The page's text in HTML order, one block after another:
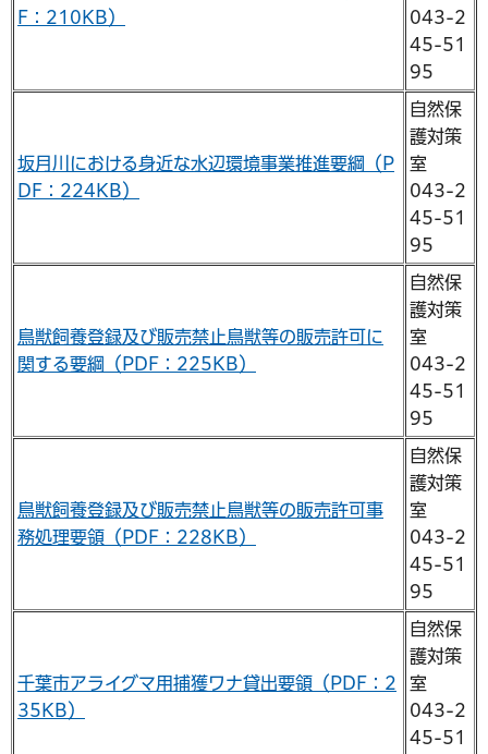
F：210KB）
043-2
45-51
95
坂月川における身近な水辺環境事業推進要綱（P
DF：224KB）
自然保
護対策
室
043-2
45-51
95
鳥獣飼養登録及び販売禁止鳥獣等の販売許可に
関する要綱（PDF：225KB）
自然保
護対策
室
043-2
45-51
95
鳥獣飼養登録及び販売禁止鳥獣等の販売許可事
務処理要領（PDF：228KB）
自然保
護対策
室
043-2
45-51
95
千葉市アライグマ用捕獲ワナ貸出要領（PDF：2
35KB）
自然保
護対策
室
043-2
45-51